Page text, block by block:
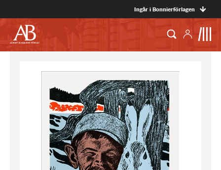
Ingår i Bonnierförlagen